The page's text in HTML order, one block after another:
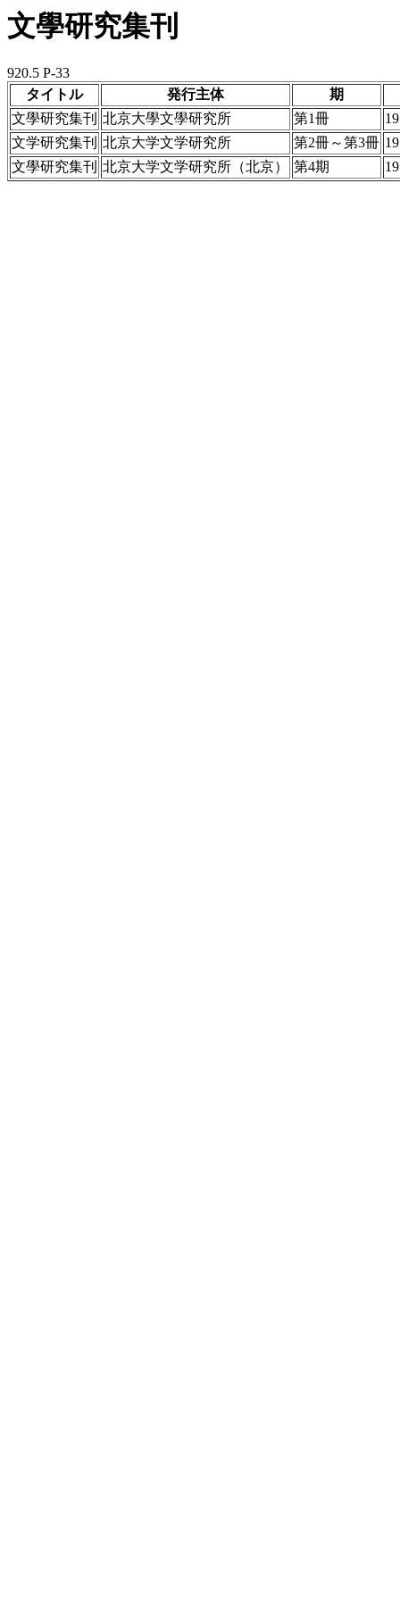
文學研究集刊
920.5 P-33
タイトル
発行主体
期
文學研究集刊 北京大學文學研究所 第1冊
文学研究集刊 北京大学文学研究所 第2冊～第3冊
文學研究集刊 北京大学文学研究所（北京） 第4期